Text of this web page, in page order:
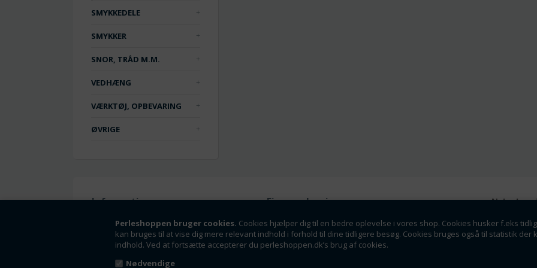
Perleshoppen bruger cookies. Cookies hjælper dig til en bedre oplevelse i vores shop. Cookies husker f.eks
kan bruges til at vise dig mere relevant indhold i forhold til dine tidligere besøg. Cookies bruges også til statistik
indhold. Ved at fortsætte accepterer du perleshoppen.dk’s brug af cookies.
Nødvendige
SMYKKEDELE
SMYKKER
SNOR, TRÅD M.M.
VEDHÆNG
VÆRKTØJ, OPBEVARING
ØVRIGE
Information
Handelsbetingelser
Fortrydelsesret
Nyheder
Firmaoplysninger
Perleshoppen ApS
Linde Allé 8
6400 Sønderborg
Tilmeld dig vores nyhedsbrev
tilbud som en af de